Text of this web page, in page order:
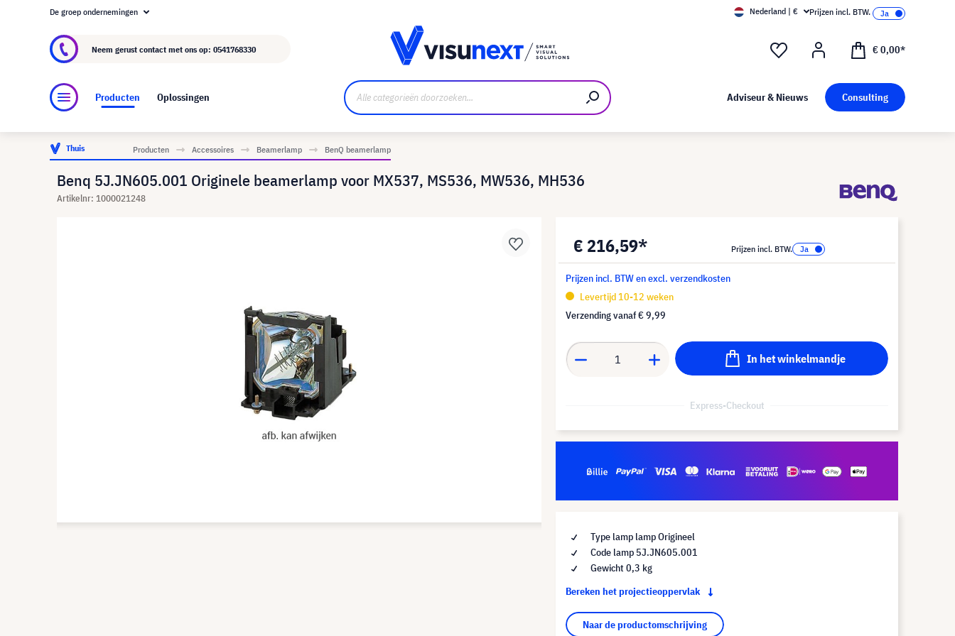
Over visunext.nl
De groep ondernemingen Nederland | € Prijzen incl. BTW.
Neem gerust contact met ons op: 0541768330 € 0,00*
Producten Oplossingen Adviseur & Nieuws Consulting
Thuis Producten Accessoires Beamerlamp BenQ beamerlamp
Benq 5J.JN605.001 Originele beamerlamp voor MX537, MS536, MW536, MH536
Artikelnr: 1000021248
€ 216,59* Prijzen incl. BTW.
Prijzen incl. BTW en excl. verzendkosten
Levertijd 10-12 weken
Verzending vanaf€ 9,99
In het winkelmandje
Express-Checkout
Type lamp lamp Origineel
Code lamp 5J.JN605.001
Gewicht 0,3 kg
Bereken het projectieoppervlak
Naar de productomschrijving